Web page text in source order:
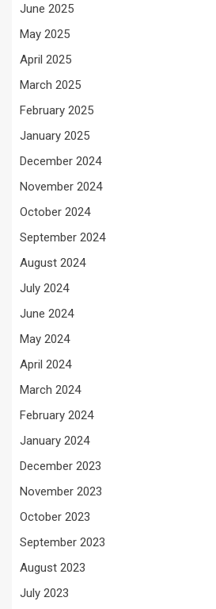
June 2025
May 2025
April 2025
March 2025
February 2025
January 2025
December 2024
November 2024
October 2024
September 2024
August 2024
July 2024
June 2024
May 2024
April 2024
March 2024
February 2024
January 2024
December 2023
November 2023
October 2023
September 2023
August 2023
July 2023